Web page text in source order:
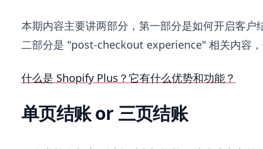
本期内容主要讲两部分，第一部分是如何开启客
二部分是 "post-checkout experience" 相关内容
什么是 Shopify Plus？它有什么优势和功能？
单页结账 or 三页结账